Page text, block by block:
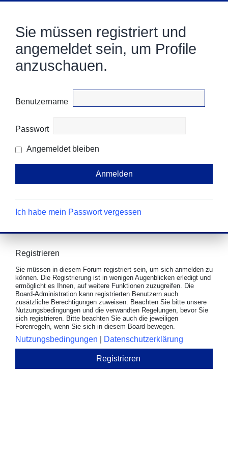
Sie müssen registriert und
angemeldet sein, um Profile
anzuschauen.
Benutzername
Passwort
Angemeldet bleiben
Ich habe mein Passwort vergessen
Registrieren
Sie müssen in diesem Forum registriert sein, um sich anmelden zu
können. Die Registrierung ist in wenigen Augenblicken erledigt und
ermöglicht es Ihnen, auf weitere Funktionen zuzugreifen. Die
Board-Administration kann registrierten Benutzern auch
zusätzliche Berechtigungen zuweisen. Beachten Sie bitte unsere
Nutzungsbedingungen und die verwandten Regelungen, bevor Sie
sich registrieren. Bitte beachten Sie auch die jeweiligen
Forenregeln, wenn Sie sich in diesem Board bewegen.
Nutzungsbedingungen Datenschutzerklärung
Registrieren